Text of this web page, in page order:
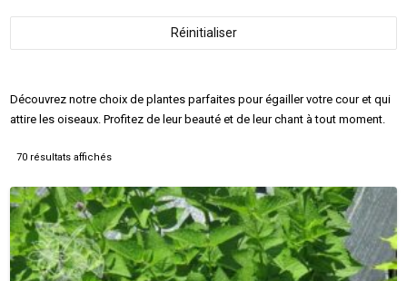
Découvrez notre choix de plantes parfaites pour égailler votre cour et qui
attire les oiseaux. Profitez de leur beauté et de leur chant à tout moment.
70 résultats affichés
Réinitialiser